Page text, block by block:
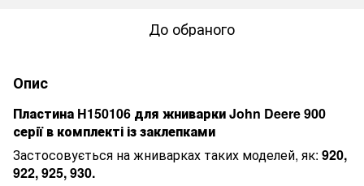
До обраного
Опис
Пластина H150106 для жниварки John Deere 900
серії в комплекті із заклепками
Застосовується на жниварках таких моделей, як: 920,
922, 925, 930.